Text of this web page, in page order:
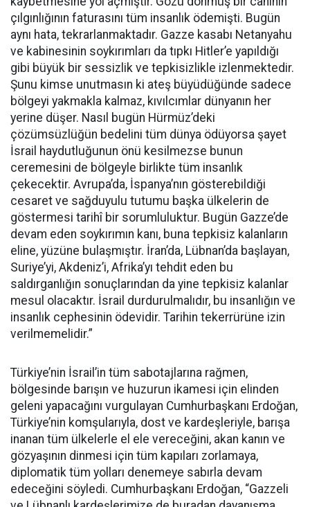
çılgınlığının faturasını tüm insanlık ödemişti. Bugün
aynı hata, tekrarlanmaktadır. Gazze kasabı Netanyahu
ve kabinesinin soykırımları da tıpkı Hitler’e yapıldığı
gibi büyük bir sessizlik ve tepkisizlikle izlenmektedir.
Şunu kimse unutmasın ki ateş büyüdüğünde sadece
bölgeyi yakmakla kalmaz, kıvılcımlar dünyanın her
yerine düşer. Nasıl bugün Hürmüz’deki
çözümsüzlüğün bedelini tüm dünya ödüyorsa şayet
İsrail haydutluğunun önü kesilmezse bunun
ceremesini de bölgeyle birlikte tüm insanlık
çekecektir. Avrupa’da, İspanya’nın gösterebildiği
cesaret ve sağduyulu tutumu başka ülkelerin de
göstermesi tarihî bir sorumluluktur. Bugün Gazze’de
devam eden soykırımın kanı, buna tepkisiz kalanların
eline, yüzüne bulaşmıştır. İran’da, Lübnan’da başlayan,
Suriye’yi, Akdeniz’i, Afrika’yı tehdit eden bu
saldırganlığın sonuçlarından da yine tepkisiz kalanlar
mesul olacaktır. İsrail durdurulmalıdır, bu insanlığın ve
insanlık cephesinin ödevidir. Tarihin tekerrürüne izin
verilmemelidir.”
Türkiye’nin İsrail’in tüm sabotajlarına rağmen,
bölgesinde barışın ve huzurun ikamesi için elinden
geleni yapacağını vurgulayan Cumhurbaşkanı Erdoğan,
Türkiye’nin komşularıyla, dost ve kardeşleriyle, barışa
inanan tüm ülkelerle el ele vereceğini, akan kanın ve
gözyaşının dinmesi için tüm kapıları zorlamaya,
diplomatik tüm yolları denemeye sabırla devam
edeceğini söyledi. Cumhurbaşkanı Erdoğan, “Gazzeli